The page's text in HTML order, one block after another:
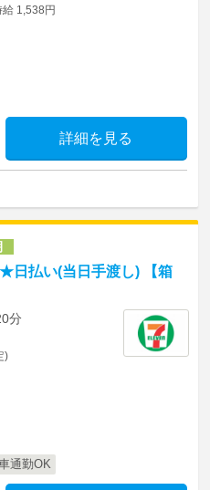
1,538円
詳細を見る
日払い(当日手渡し) 【箱
分
)
通勤OK